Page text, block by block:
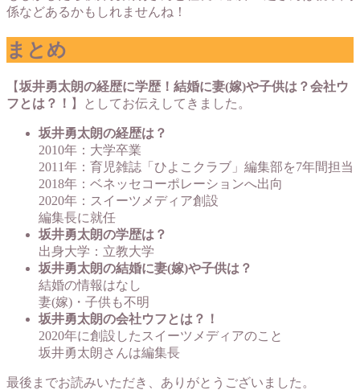
係などあるかもしれませんね！
まとめ
【坂井勇太朗の経歴に学歴！結婚に妻(嫁)や子供は？会社ウ
フとは？！ 】としてお伝えしてきました。
坂井勇太朗の経歴は？
2010年：大学卒業
2011年：育児雑誌「ひよこクラブ」編集部を7年間担当
2018年：ベネッセコーポレーションへ出向
2020年：スイーツメディア創設
編集長に就任
坂井勇太朗の学歴は？
出身大学：立教大学
坂井勇太朗の結婚に妻(嫁)や子供は？
結婚の情報はなし
妻(嫁)・子供も不明
坂井勇太朗の会社ウフとは？！
2020年に創設したスイーツメディアのこと
坂井勇太朗さんは編集長
最後までお読みいただき、ありがとうございました。